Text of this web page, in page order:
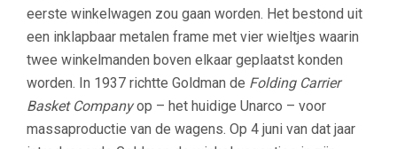
eerste winkelwagen zou gaan worden. Het bestond uit
een inklapbaar metalen frame met vier wieltjes waarin
twee winkelmanden boven elkaar geplaatst konden
worden. In 1937 richtte Goldman de Folding Carrier
Basket Companyop – het huidige Unarco – voor
massaproductie van de wagens. Op 4 juni van dat jaar